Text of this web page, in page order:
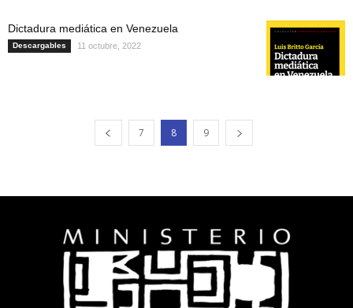
Dictadura mediática en Venezuela
Descargables 11 octubre, 2022
7 8 9